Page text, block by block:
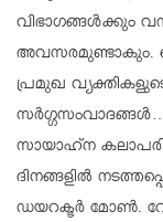
വിഭാഗങ്ങൾക്കും
അവസരമുണ്ടാകും.
പ്രമുഖ
സായാഹ്‌ന
ദിനങ്ങളിൽ
ഡയറക്ടർ മോൺ.